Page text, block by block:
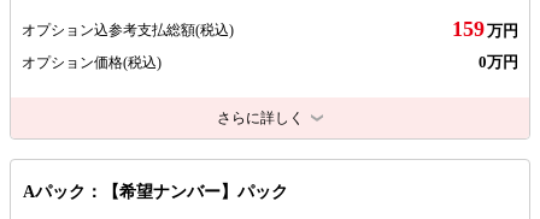
オプション込参考支払総額(税込) 159万円
オプション価格(税込) 0万円
さらに詳しく
Aパック：【希望ナンバー】パック